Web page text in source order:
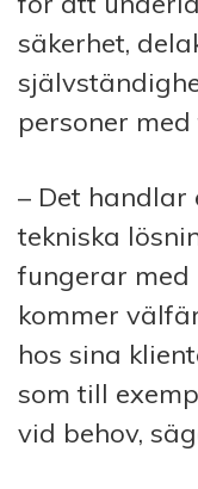
säkerhet,
personer
– Det handlar
tekniska
fungerar med
kommer
hos sina
som till
vid behov,